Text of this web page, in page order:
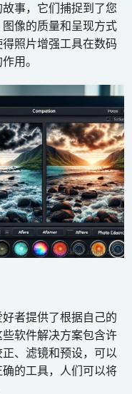
事，它们捕捉到了您
像的质量和呈现方式
照片增强工具在数码
用。
者提供了根据自己的
软件解决方案包含许
、滤镜和预设，可以
的工具，人们可以将